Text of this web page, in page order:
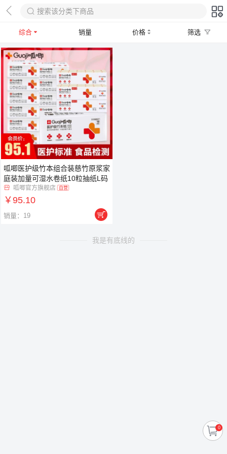
综合 销量 价格 筛选
呱唧医护级竹本组合装慈竹原浆家
庭装加量可湿水卷纸10粒抽纸L码
12包手帕纸48包
 呱唧官方旗舰店 自营
￥95.10
销量：19 
我是有底线的
0